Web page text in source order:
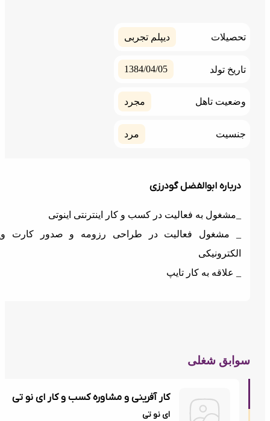
دیپلم تجربی
تولد 1384/04/05
تاهل
ابوالفضل گودرزی
به فعالیت در کسب و کار اینترنتی اینوتی
مشغول فعالیت در طراحی رزومه و صدور کارت ویزیت
علاقه به کار تایپ
شغلی
کار آفرینی و مشاوره کسب و کار ای نو تی
ای نو تی